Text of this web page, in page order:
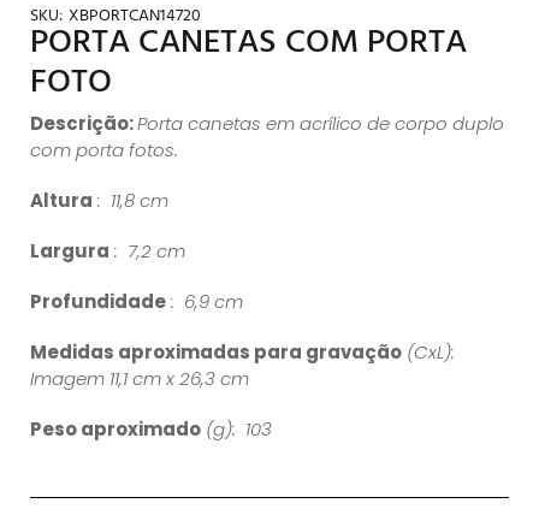
SKU: XBPORTCAN14720
PORTA CANETAS COM PORTA
FOTO
Descrição:Porta canetas em acrílico de corpo duplo
com porta fotos.
Altura : 11,8 cm
Largura : 7,2 cm
Profundidade: 6,9 cm
Medidas aproximadas para gravação (CxL):
Imagem 11,1 cm x 26,3 cm
Peso aproximado (g): 103